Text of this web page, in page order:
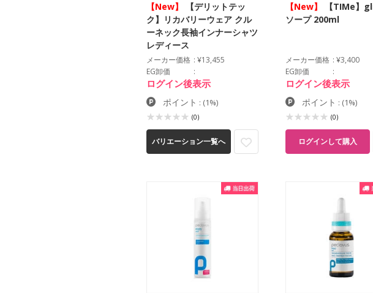
【New】
【デリットテッ
ク】リカバリーウェア クル
ーネック長袖インナーシャツ
レディース
メーカー価格
¥13,455
EG卸価
ログイン後表示
ポイント : (1%)
(0)
バリエーション一覧へ
【New】
【TIMe】
ソープ 200ml
メーカー価格
¥3,400
EG卸価
ログイン後表示
ポイント : (1%)
(0)
ログインして購入